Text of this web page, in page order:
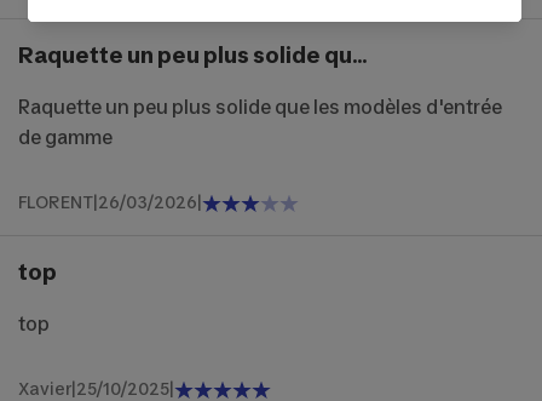
Raquette un peu plus solide qu...
Raquette un peu plus solide que les modèles d'entrée
de gamme
FLORENT 26/03/2026
top
top
Xavier 25/10/2025